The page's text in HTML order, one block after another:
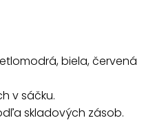
biela, červená
v sáčku.
skladových zásob.